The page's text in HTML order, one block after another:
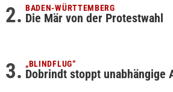
BADEN-WÜRTTEMBERG
Die Mär von der Protestwahl
„BLINDFLUG“
Dobrindt stoppt unabhängige